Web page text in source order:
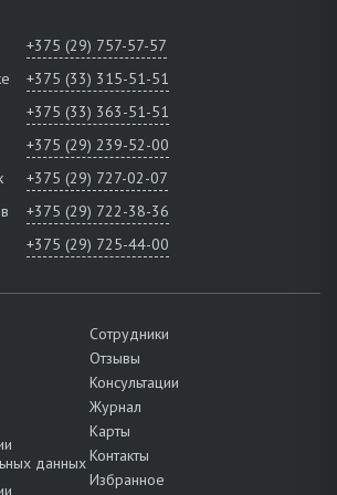
+375 (29) 757-57-57
+375 (33) 315-51-51
+375 (33) 363-51-51
+375 (29) 239-52-00
+375 (29) 727-02-07
+375 (29) 722-38-36
+375 (29) 725-44-00
данных
Сотрудники
Отзывы
Консультации
Журнал
Карты
Контакты
Избранное